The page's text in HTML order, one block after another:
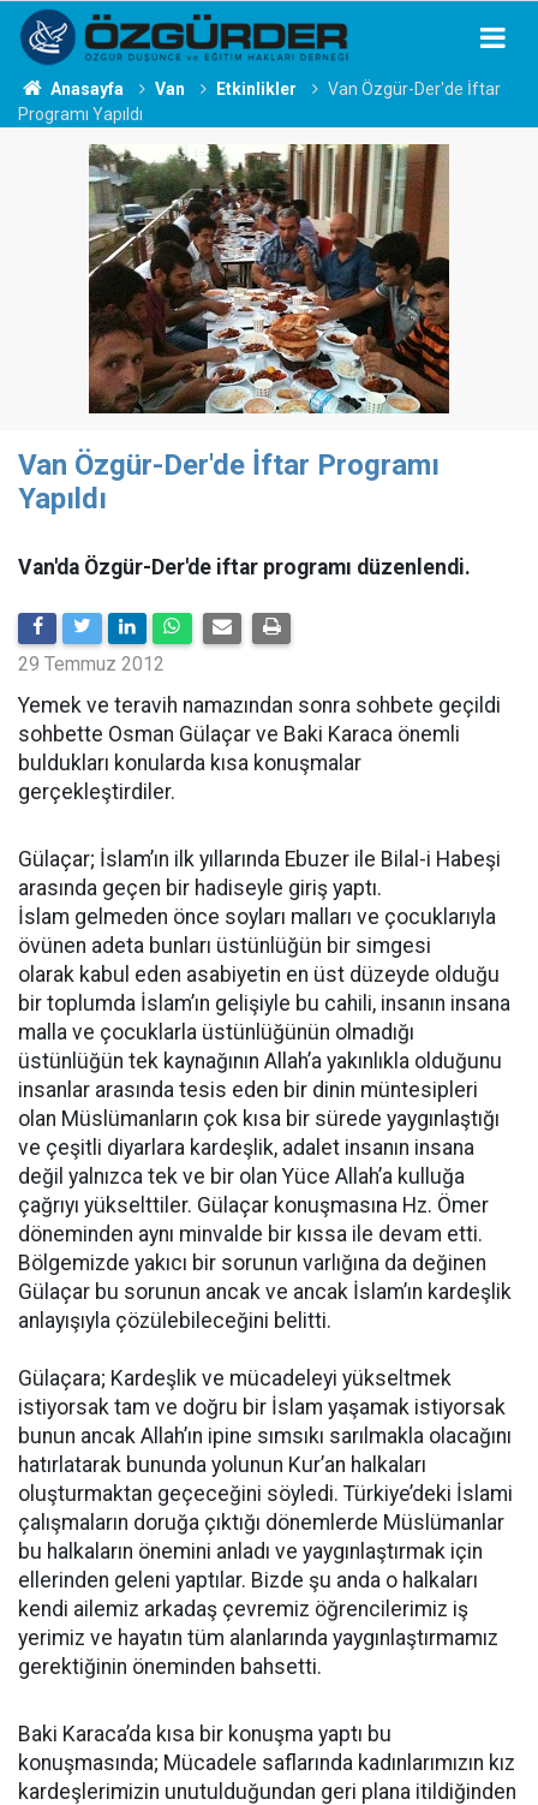
Anasayfa Van Etkinlikler
Van Özgür-Der'de İftar
Programı Yapıldı
Van Özgür-Der'de İftar Programı
Yapıldı
Van'da Özgür-Der'de iftar programı düzenlendi.
29 Temmuz 2012
Yemek ve teravih namazından sonra sohbete geçildi
sohbette Osman Gülaçar ve Baki Karaca önemli
buldukları konularda kısa konuşmalar
gerçekleştirdiler.
Gülaçar; İslam’ın ilk yıllarında Ebuzer ile Bilal-i Habeşi
arasında geçen bir hadiseyle giriş yaptı.
İslam gelmeden önce soyları malları ve çocuklarıyla
övünen adeta bunları üstünlüğün bir simgesi
olarak kabul eden asabiyetin en üst düzeyde olduğu
bir toplumda İslam’ın gelişiyle bu cahili, insanın insana
malla ve çocuklarla üstünlüğünün olmadığı
üstünlüğün tek kaynağının Allah’a yakınlıkla olduğunu
insanlar arasında tesis eden bir dinin müntesipleri
olan Müslümanların çok kısa bir sürede yaygınlaştığı
ve çeşitli diyarlara kardeşlik, adalet insanın insana
değil yalnızca tek ve bir olan Yüce Allah’a kulluğa
çağrıyı yükselttiler. Gülaçar konuşmasına Hz. Ömer
döneminden aynı minvalde bir kıssa ile devam etti.
Bölgemizde yakıcı bir sorunun varlığına da değinen
Gülaçar bu sorunun ancak ve ancak İslam’ın kardeşlik
anlayışıyla çözülebileceğini belitti.
Gülaçara; Kardeşlik ve mücadeleyi yükseltmek
istiyorsak tam ve doğru bir İslam yaşamak istiyorsak
bunun ancak Allah’ın ipine sımsıkı sarılmakla olacağını
hatırlatarak bununda yolunun Kur’an halkaları
oluşturmaktan geçeceğini söyledi. Türkiye’deki İslami
çalışmaların doruğa çıktığı dönemlerde Müslümanlar
bu halkaların önemini anladı ve yaygınlaştırmak için
ellerinden geleni yaptılar. Bizde şu anda o halkaları
kendi ailemiz arkadaş çevremiz öğrencilerimiz iş
yerimiz ve hayatın tüm alanlarında yaygınlaştırmamız
gerektiğinin öneminden bahsetti.
Baki Karaca’da kısa bir konuşma yaptı bu
konuşmasında; Mücadele saflarında kadınlarımızın kız
kardeşlerimizin unutulduğundan geri plana itildiğinden